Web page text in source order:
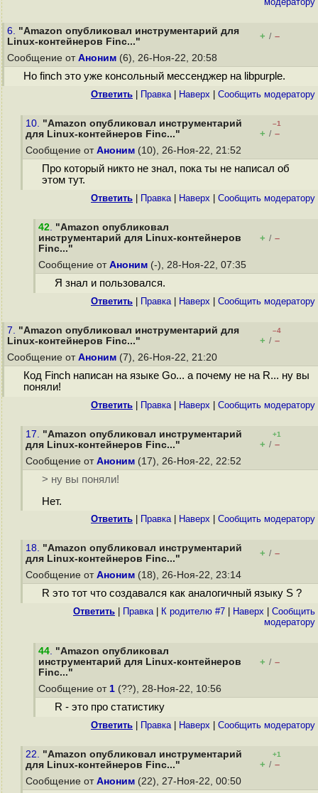
6. "Amazon опубликовал инструментарий для
Linux-контейнеров Finc..."
+ / –
Сообщение от Аноним (6), 26-Ноя-22, 20:58
Но finch это уже консольный мессенджер на libpurple.
Ответить Правка| Наверх Cообщить модератору
10. "Amazon опубликовал инструментарий
для Linux-контейнеров Finc..."
–1
+ / –
Сообщение от Аноним (10), 26-Ноя-22, 21:52
Про который никто не знал, пока ты не написал об
этом тут.
Ответить Правка| Наверх Cообщить модератору
42. "Amazon опубликовал
инструментарий для Linux-контейнеров
Finc..."
+ / –
Сообщение от Аноним (-), 28-Ноя-22, 07:35
Я знал и пользовался.
Ответить Правка| Наверх Cообщить модератору
7. "Amazon опубликовал инструментарий для
Linux-контейнеров Finc..."
–4
+ / –
Сообщение от Аноним (7), 26-Ноя-22, 21:20
Код Finch написан на языке Go... а почему не на R... ну вы
поняли!
Ответить Правка| Наверх Cообщить модератору
17. "Amazon опубликовал инструментарий
для Linux-контейнеров Finc..."
+1
+ / –
Сообщение от Аноним (17), 26-Ноя-22, 22:52
> ну вы поняли!
Нет.
Ответить Правка| Наверх Cообщить модератору
18. "Amazon опубликовал инструментарий
для Linux-контейнеров Finc..."
+ / –
Сообщение от Аноним (18), 26-Ноя-22, 23:14
R это тот что создавался как аналогичный языку S ?
Ответить Правка| К родителю #7 Наверх
Cообщить
модератору
44. "Amazon опубликовал
инструментарий для Linux-контейнеров
Finc..."
+ / –
Сообщение от 1 (??), 28-Ноя-22, 10:56
R - это про статистику
Ответить Правка| Наверх Cообщить модератору
22. "Amazon опубликовал инструментарий
для Linux-контейнеров Finc..."
+1
+ / –
Сообщение от Аноним (22), 27-Ноя-22, 00:50